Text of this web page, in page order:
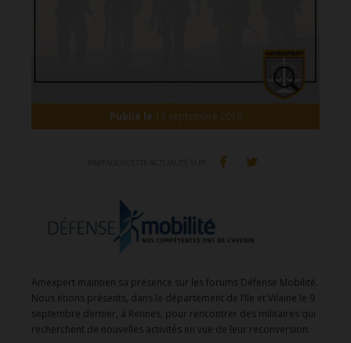
Publié le 13 septembre 2016
Amexpert maintien sa présence sur les forums Défense Mobilité.
Nous étions présents, dans le département de l’Ile et Vilaine le 9
septembre dernier, à Rennes, pour rencontrer des militaires qui
recherchent de nouvelles activités en vue de leur reconversion.